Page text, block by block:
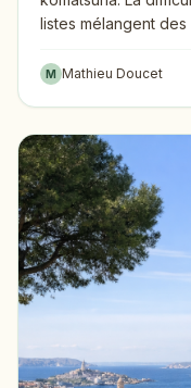
listes mélangent des
M Mathieu Doucet